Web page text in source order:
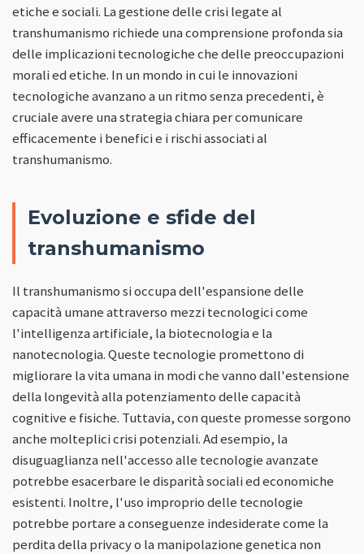
etiche e sociali. La gestione delle crisi legate al
transhumanismo richiede una comprensione profonda sia
delle implicazioni tecnologiche che delle preoccupazioni
morali ed etiche. In un mondo in cui le innovazioni
tecnologiche avanzano a un ritmo senza precedenti, è
cruciale avere una strategia chiara per comunicare
efficacemente i benefici e i rischi associati al
transhumanismo.
Evoluzione e sfide del
transhumanismo
Il transhumanismo si occupa dell'espansione delle
capacità umane attraverso mezzi tecnologici come
l'intelligenza artificiale, la biotecnologia e la
nanotecnologia. Queste tecnologie promettono di
migliorare la vita umana in modi che vanno dall'estensione
della longevità alla potenziamento delle capacità
cognitive e fisiche. Tuttavia, con queste promesse sorgono
anche molteplici crisi potenziali. Ad esempio, la
disuguaglianza nell'accesso alle tecnologie avanzate
potrebbe esacerbare le disparità sociali ed economiche
esistenti. Inoltre, l'uso improprio delle tecnologie
potrebbe portare a conseguenze indesiderate come la
perdita della privacy o la manipolazione genetica non